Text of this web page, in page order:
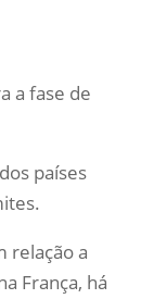
a fase de
países
relação a
França, há